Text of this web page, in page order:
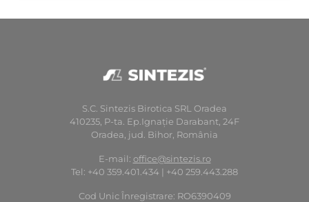
S.C. Sintezis Birotica SRL Oradea
410235, P-ta. Ep.Ignaţie Darabant, 24F
Oradea, jud. Bihor, România
E-mail: office@sintezis.ro
Tel: +40 359.401.434 | +40 259.443.288
Cod Unic Înregistrare: RO6390409